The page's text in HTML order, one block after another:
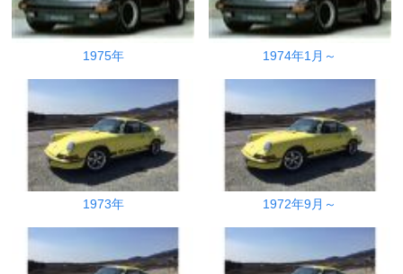
1975年 1974年1月～
1973年 1972年9月～